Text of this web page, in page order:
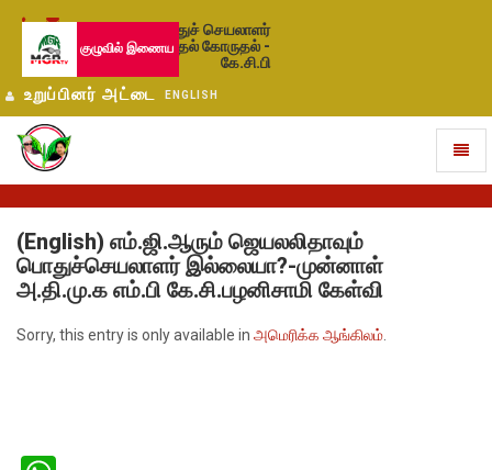
பொதுச் செயலாளர்
தேர்தல் கோருதல் -
கே.சி.பி
உறுப்பினர் அட்டை ENGLISH
(English) எம்.ஜி.ஆரும் ஜெயலலிதாவும்
பொதுச்செயலாளர் இல்லையா?-முன்னாள்
அ.தி.மு.க எம்.பி கே.சி.பழனிசாமி கேள்வி
Sorry, this entry is only available in அமெரிக்க ஆங்கிலம்
குழுவில் இணைய